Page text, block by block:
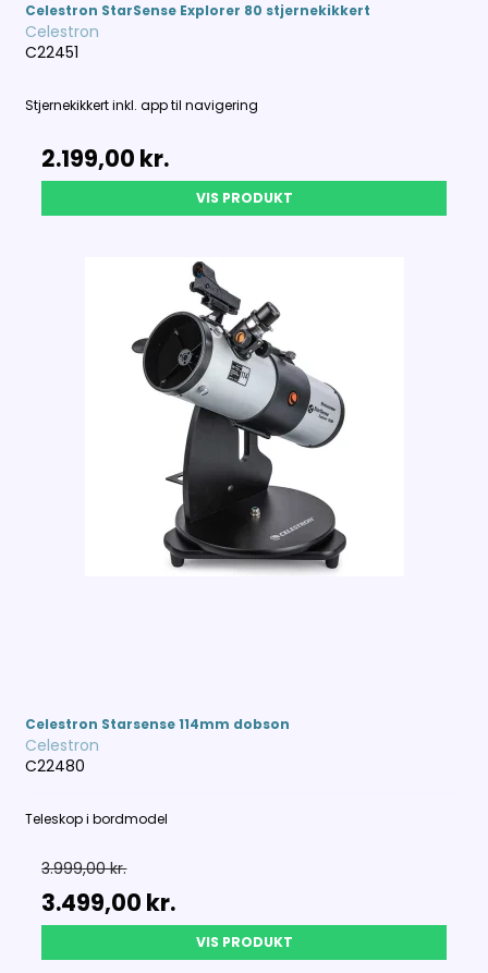
Celestron StarSense Explorer 80 stjernekikkert
Celestron
C22451
Stjernekikkert inkl. app til navigering
2.199,00 kr.
VIS PRODUKT
Celestron Starsense 114mm dobson
Celestron
C22480
Teleskop i bordmodel
3.999,00 kr.
3.499,00 kr.
VIS PRODUKT